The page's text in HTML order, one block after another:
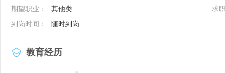
期望职业：
其他类
求
到岗时间：
随时到岗
教育经历